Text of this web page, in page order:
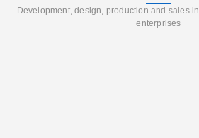
Development, design, production and sales
enterprises